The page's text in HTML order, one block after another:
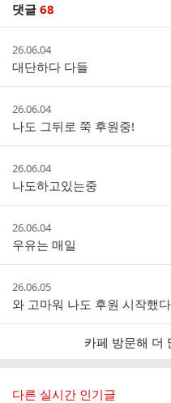
댓글 68
스
작
성
시
간
26.06.04
대단하다 다들
작
성
시
간
26.06.04
나도 그뒤로 쭉 후원중!
작
성
시
간
26.06.04
나도하고있는중
작
성
시
간
26.06.04
우유는 매일
작
성
시
간
26.06.05
와 고마워 나도 후원 시작했다
카페 방문해 더
다른 실시간 인기글